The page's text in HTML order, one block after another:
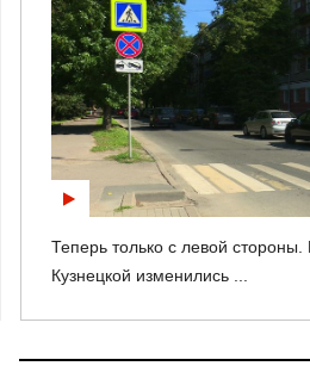
Теперь только с левой
Кузнецкой изменились ...